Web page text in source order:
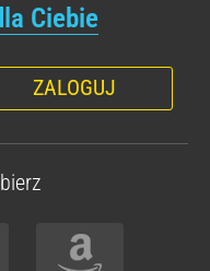
Ciebie
ZALOGUJ